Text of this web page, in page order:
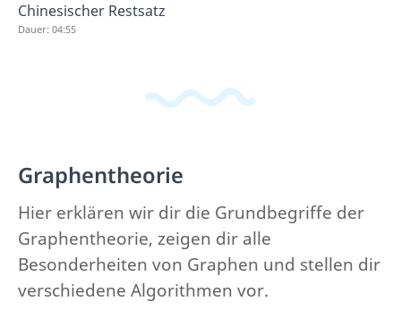
Chinesischer Restsatz
Dauer: 04:55
Graphentheorie
Hier erklären wir dir die Grundbegriffe der
Graphentheorie, zeigen dir alle
Besonderheiten von Graphen und stellen dir
verschiedene Algorithmen vor.